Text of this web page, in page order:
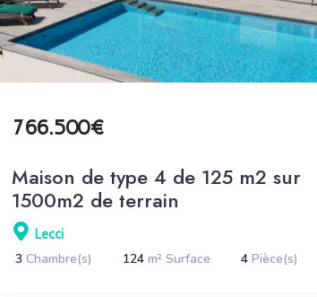
766.500€
Maison de type 4 de 125 m2 sur
1500m2 de terrain
Lecci
3Chambre(s) 124m² Surface 4Pièce(s)